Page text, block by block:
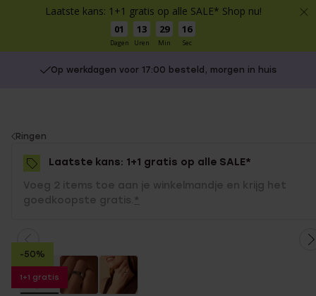
Laatste kans: 1+1 gratis op alle SALE* Shop nu!
01
Dagen
13
Uren
29
Min
16
Sec
Op werkdagen voor 17:00 besteld, morgen in huis
You
are
here:
Ringen
Laatste kans: 1+1 gratis op alle SALE*
Voeg 2 items toe aan je winkelmandje en krijg het
goedkoopste gratis. *
-50%
1+1 gratis